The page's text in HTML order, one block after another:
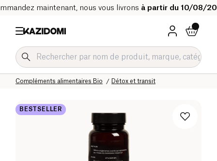
maintenant, nous vous livrons à partir du 10/08/
Détox et transit
Compléments alimentaires Bio
Bien-être & Santé
Notre catalogue bio
Accueil
BESTSELLER